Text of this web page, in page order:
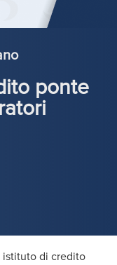
ponte
istituto di credito